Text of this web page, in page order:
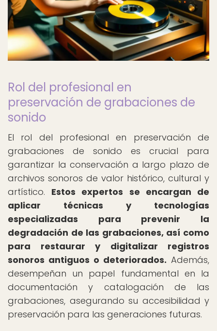
Rol del profesional en
preservación de grabaciones de
sonido
El rol del profesional en preservación de
grabaciones de sonido es crucial para
garantizar la conservación a largo plazo de
archivos sonoros de valor histórico, cultural y
artístico. Estos expertos se encargan de
aplicar técnicas y tecnologías
especializadas para prevenir la
degradación de las grabaciones, así como
para restaurar y digitalizar registros
sonoros antiguos o deteriorados. Además,
desempeñan un papel fundamental en la
documentación y catalogación de las
grabaciones, asegurando su accesibilidad y
preservación para las generaciones futuras.